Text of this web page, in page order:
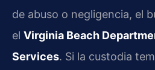
de abuso o negligencia, el
el Virginia Beach
Services. Si la custodia